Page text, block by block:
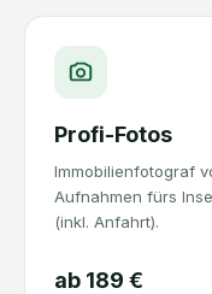
Profi-Fotos
Immobilienfotograf
Aufnahmen fürs
(inkl. Anfahrt).
ab 189 €